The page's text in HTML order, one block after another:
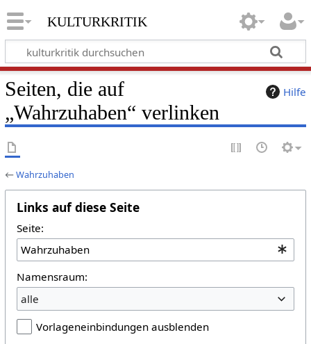
kulturkritik
Hilfe
Seiten, die auf
„Wahrzuhaben“ verlinken
←Wahrzuhaben
Links auf diese Seite
Seite:
Namensraum:
alle
Vorlageneinbindungen ausblenden